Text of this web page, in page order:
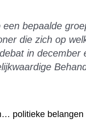
bepaalde
die zich op
in
politieke